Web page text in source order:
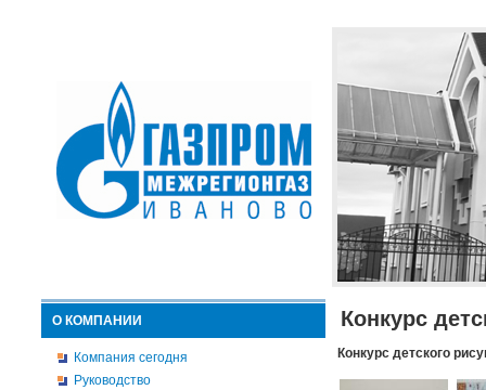
О КОМПАНИИ
Компания сегодня
Руководство
Конкурс
Конкурс детского